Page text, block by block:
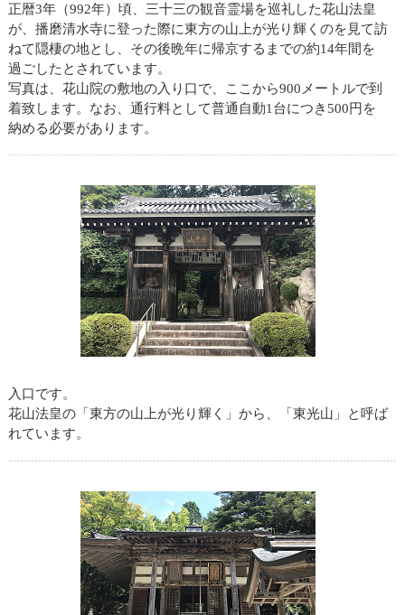
正暦3年（992年）頃、三十三の観音霊場を巡礼した花山法皇
が、播磨清水寺に登った際に東方の山上が光り輝くのを見て訪
ねて隠棲の地とし、その後晩年に帰京するまでの約14年間を
過ごしたとされています。
写真は、花山院の敷地の入り口で、ここから900メートルで到
着致します。なお、通行料として普通自動1台につき500円を
納める必要があります。
入口です。
花山法皇の「東方の山上が光り輝く」から、「東光山」と呼ば
れています。